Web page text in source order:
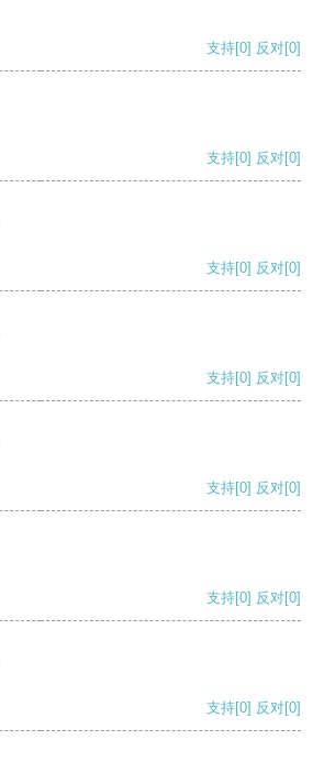
支持[0] 反对[0]
支持[0] 反对[0]
支持[0] 反对[0]
支持[0] 反对[0]
支持[0] 反对[0]
支持[0] 反对[0]
支持[0] 反对[0]